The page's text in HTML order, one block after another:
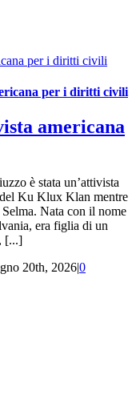
per i diritti civili
per i diritti civili
americana
è stata un’attivista
Ku Klux Klan mentre
Nata con il nome
era figlia di un
[...]
20th, 2026|0